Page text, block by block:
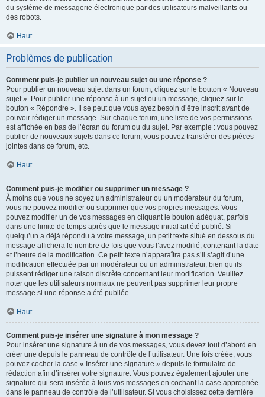
du système de messagerie électronique par des utilisateurs malveillants ou
des robots.
Haut
Problèmes de publication
Comment puis-je publier un nouveau sujet ou une réponse ?
Pour publier un nouveau sujet dans un forum, cliquez sur le bouton « Nouveau
sujet ». Pour publier une réponse à un sujet ou un message, cliquez sur le
bouton « Répondre ». Il se peut que vous ayez besoin d’être inscrit avant de
pouvoir rédiger un message. Sur chaque forum, une liste de vos permissions
est affichée en bas de l’écran du forum ou du sujet. Par exemple : vous pouvez
publier de nouveaux sujets dans ce forum, vous pouvez transférer des pièces
jointes dans ce forum, etc.
Haut
Comment puis-je modifier ou supprimer un message ?
À moins que vous ne soyez un administrateur ou un modérateur du forum,
vous ne pouvez modifier ou supprimer que vos propres messages. Vous
pouvez modifier un de vos messages en cliquant le bouton adéquat, parfois
dans une limite de temps après que le message initial ait été publié. Si
quelqu’un a déjà répondu à votre message, un petit texte situé en dessous du
message affichera le nombre de fois que vous l’avez modifié, contenant la date
et l’heure de la modification. Ce petit texte n’apparaîtra pas s’il s’agit d’une
modification effectuée par un modérateur ou un administrateur, bien qu’ils
puissent rédiger une raison discrète concernant leur modification. Veuillez
noter que les utilisateurs normaux ne peuvent pas supprimer leur propre
message si une réponse a été publiée.
Haut
Comment puis-je insérer une signature à mon message ?
Pour insérer une signature à un de vos messages, vous devez tout d’abord en
créer une depuis le panneau de contrôle de l’utilisateur. Une fois créée, vous
pouvez cocher la case « Insérer une signature » depuis le formulaire de
rédaction afin d’insérer votre signature. Vous pouvez également ajouter une
signature qui sera insérée à tous vos messages en cochant la case appropriée
dans le panneau de contrôle de l’utilisateur. Si vous choisissez cette dernière